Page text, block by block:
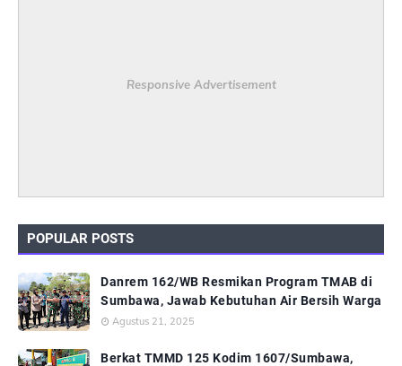
Responsive Advertisement
POPULAR POSTS
Danrem 162/WB Resmikan Program TMAB di
Sumbawa, Jawab Kebutuhan Air Bersih Warga
Agustus 21, 2025
Berkat TMMD 125 Kodim 1607/Sumbawa,